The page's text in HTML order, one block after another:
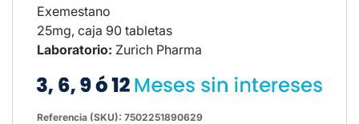
Exemestano
25mg, caja 90 tabletas
Laboratorio: Zurich Pharma
Referencia (SKU): 7502251890629